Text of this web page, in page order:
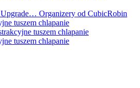
Organizery od CubicRobin
tuszem chlapanie
tuszem chlapanie
tuszem chlapanie